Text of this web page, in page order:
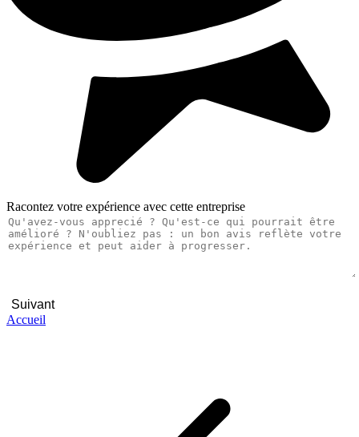
Racontez votre expérience avec cette entreprise
Suivant
Accueil